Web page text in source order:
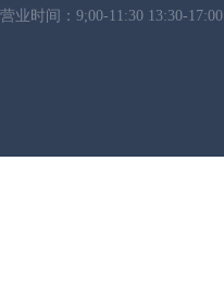
营业时间：9;00-11:30 13:30-17:00